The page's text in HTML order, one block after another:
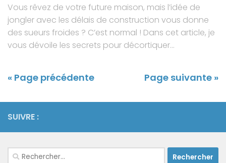
Vous rêvez de votre future maison, mais l’idée de
jongler avec les délais de construction vous donne
des sueurs froides ? C’est normal ! Dans cet article, je
vous dévoile les secrets pour décortiquer...
« Page précédente Page suivante »
SUIVRE :
Rechercher :